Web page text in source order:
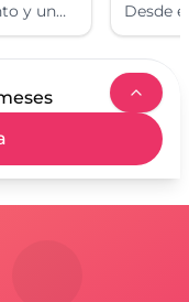
y un
Desde
Carlos
fue